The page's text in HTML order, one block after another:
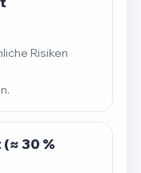
Risiken
30 %